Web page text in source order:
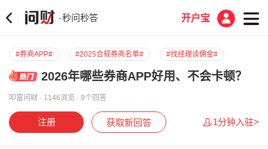
·秒问秒答 开户宝
#券商APP# #2025合规券商名单# #找经理谈佣金#
2026年哪些券商APP好用、不会卡顿？
叩富问财 · 1146浏览 · 9个回答
注册 获取新回答 1分钟入驻>